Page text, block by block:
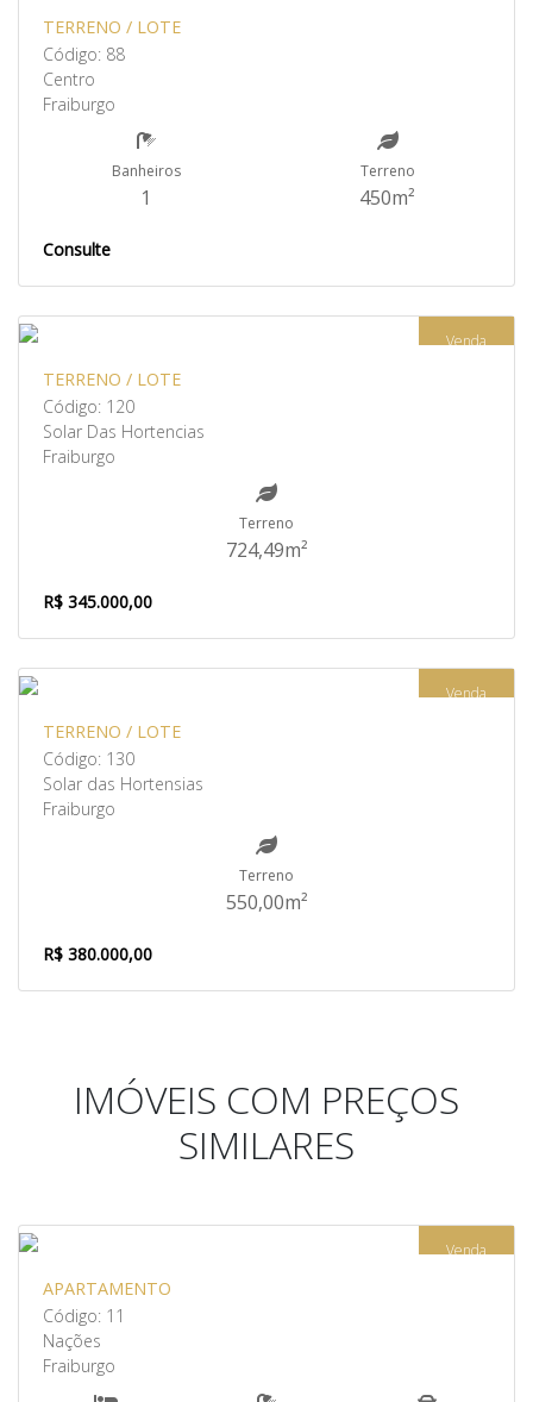
TERRENO / LOTE
Código: 88
Centro
Fraiburgo
Banheiros
1
Terreno
450m²
Consulte
Venda
TERRENO / LOTE
Código: 120
Solar Das Hortencias
Fraiburgo
Terreno
724,49m²
R$ 345.000,00
Venda
TERRENO / LOTE
Código: 130
Solar das Hortensias
Fraiburgo
Terreno
550,00m²
R$ 380.000,00
IMÓVEIS COM PREÇOS
SIMILARES
Venda
APARTAMENTO
Código: 11
Nações
Fraiburgo